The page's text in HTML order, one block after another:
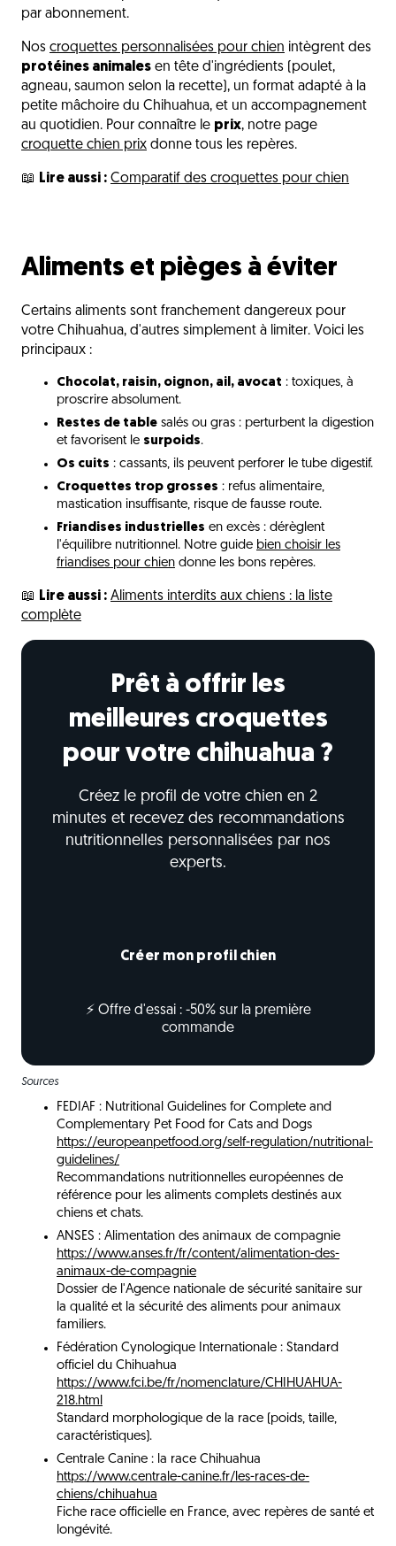
par abonnement.
Nos croquettes personnalisées pour chien intègrent des
protéines animales en tête d'ingrédients (poulet,
agneau, saumon selon la recette), un format adapté à la
petite mâchoire du Chihuahua, et un accompagnement
au quotidien. Pour connaître le prix, notre page
croquette chien prix donne tous les repères.
📖 Lire aussi : Comparatif des croquettes pour chien
Aliments et pièges à éviter
Certains aliments sont franchement dangereux pour
votre Chihuahua, d'autres simplement à limiter. Voici les
principaux :
Chocolat, raisin, oignon, ail, avocat : toxiques, à
proscrire absolument.
Restes de table salés ou gras : perturbent la digestion
et favorisent le surpoids.
Os cuits : cassants, ils peuvent perforer le tube digestif.
Croquettes trop grosses : refus alimentaire,
mastication insuffisante, risque de fausse route.
Friandises industrielles en excès : dérèglent
l'équilibre nutritionnel. Notre guide bien choisir les
friandises pour chien donne les bons repères.
📖 Lire aussi : Aliments interdits aux chiens : la liste
complète
Prêt à offrir les
meilleures croquettes
pour votre chihuahua ?
Créez le profil de votre chien en 2
minutes et recevez des recommandations
nutritionnelles personnalisées par nos
experts.
Créer mon profil chien
⚡ Offre d'essai : -50% sur la première
commande
Sources
FEDIAF : Nutritional Guidelines for Complete and
Complementary Pet Food for Cats and Dogs
https://europeanpetfood.org/self-regulation/nutritional-
guidelines/
Recommandations nutritionnelles européennes de
référence pour les aliments complets destinés aux
chiens et chats.
ANSES : Alimentation des animaux de compagnie
https://www.anses.fr/fr/content/alimentation-des-
animaux-de-compagnie
Dossier de l'Agence nationale de sécurité sanitaire sur
la qualité et la sécurité des aliments pour animaux
familiers.
Fédération Cynologique Internationale : Standard
officiel du Chihuahua
https://www.fci.be/fr/nomenclature/CHIHUAHUA-
218.html
Standard morphologique de la race (poids, taille,
caractéristiques).
Centrale Canine : la race Chihuahua
https://www.centrale-canine.fr/les-races-de-
chiens/chihuahua
Fiche race officielle en France, avec repères de santé et
longévité.